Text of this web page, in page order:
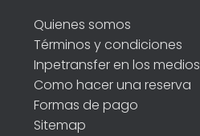
Quienes somos
Términos y condiciones
Inpetransfer en los medios
Como hacer una reserva
Formas de pago
Sitemap